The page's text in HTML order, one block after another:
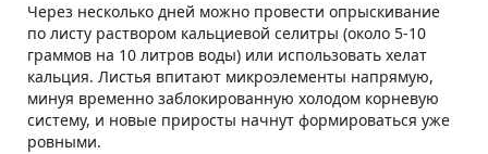
Через несколько дней можно провести опрыскивание
по листу раствором кальциевой селитры (около 5-10
граммов на 10 литров воды) или использовать хелат
кальция. Листья впитают микроэлементы напрямую,
минуя временно заблокированную холодом корневую
систему, и новые приросты начнут формироваться уже
ровными.